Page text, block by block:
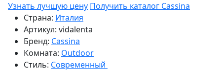
Узнать лучшую цену Получить каталог Cassina
Страна: Италия
Артикул: vidalenta
Бренд: Cassina
Комната: Outdoor
Стиль: Современный